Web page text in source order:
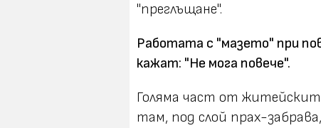
"преглъщане".
Работата с "мазето" при
кажат: "Не мога повече".
Голяма част от
там, под слой прах-